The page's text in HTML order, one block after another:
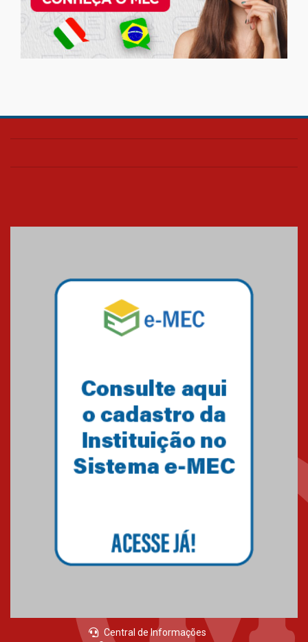
Central de Informações